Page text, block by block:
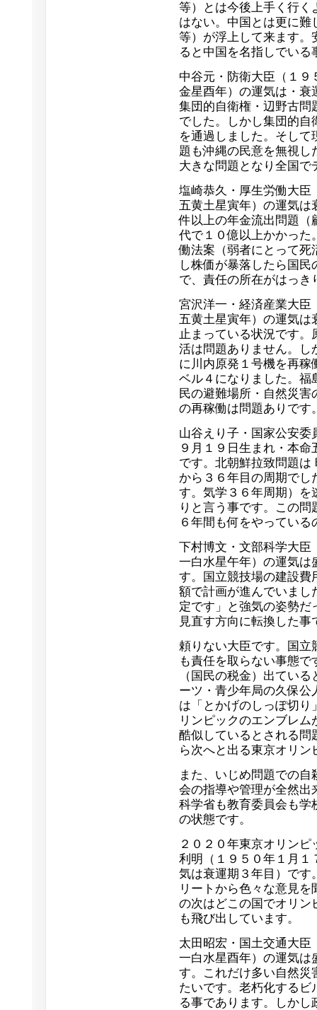
等）とは今後上手く行く
はない。中国とは更に
等）が浮上して来ます。
ると中国を名指しでい
中谷元・防衛大臣（１
金星酉年）の運気は・衰
集団的自衛権・辺野古問
でした。しかし集団的
を通過しました。そし
題も沖縄の民意を無視
大きな問題となり全国で
塩崎恭久・厚生労働大臣
五黄土星寅年）の運気は
件以上の年金流出問題（
代で１０億以上かかった
働法案（弱者にとって死
し株価が暴落したら国
で、責任の所在がはっき
宮沢洋一・経済産業大臣
五黄土星寅年）の運気は
止まっている状況です。
活は問題ありません。し
に川内原発１号機を再
ベル４になりました。福
民の避難場所・自然災
の再稼働は問題ありです
山谷えり子・国家公安
９月１９日生まれ・本
です。北朝鮮拉致問題
から３６年目の周期でし
す。気学３６年周期）を
りと言う事です。この
６年間も何をやっている
下村博文・文部科学大臣
一白水星午年）の運気は
す。国立競技場の建設費
額で計画が進んでいまし
定です」と強気の姿勢
見直す方向に転換した事
頼りない大臣です。国立
も責任を取らない事態
（国民の税金）出てい
ーツ・青少年局の久保
は「とかげのしっぽ切
リンピックのエンブレ
酷似しているとされる問
ら次へと出る東京オリ
また、いじめ問題での
会の指導や管理が全然出
科学省も教育委員会も学
の状態です。
２０２０年東京オリン
利明（１９５０年１月１
気は衰運期３年目）です
リートから色々な意見
の次はどこの国でオリン
も飛び出しています。
太田昭宏・国土交通大
一白水星酉年）の運気は
す。これだけ多い自然災
たいです。老朽化する
る事であります。しか